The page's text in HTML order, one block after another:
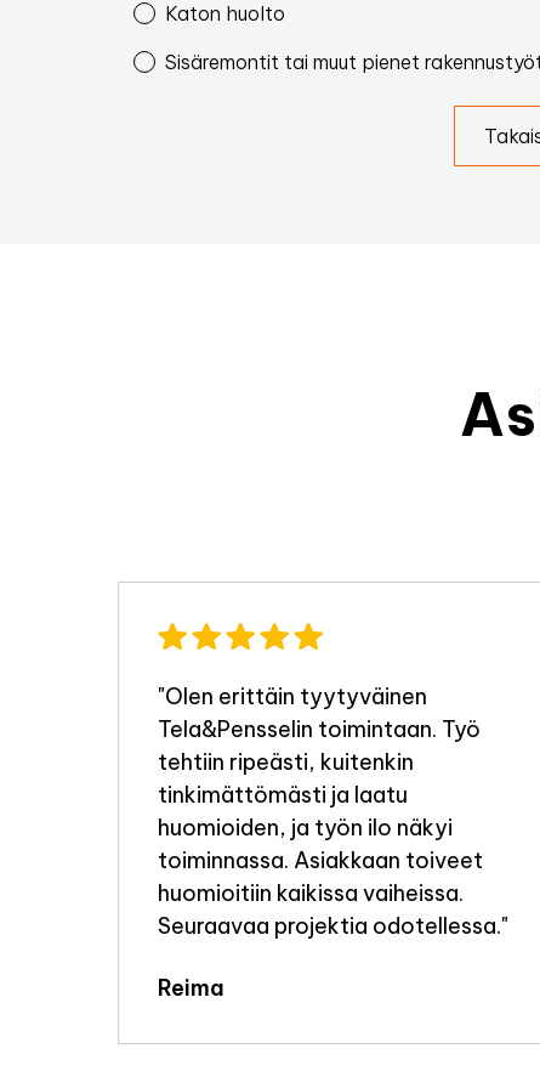
Katon huolto
Sisäremontit tai muut pienet
"Olen erittäin tyytyväinen
Tela&Pensselin toimintaan. Työ
tehtiin ripeästi, kuitenkin
tinkimättömästi ja laatu
huomioiden, ja työn ilo näkyi
toiminnassa. Asiakkaan toiveet
huomioitiin kaikissa vaiheissa.
Seuraavaa projektia odotellessa."
Reima